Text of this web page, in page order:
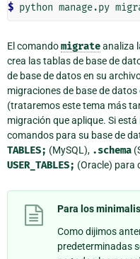
$
El comandomigrateanaliza
crea las tablas de base de
de base de datos en su
migraciones de base de
(trataremos este tema más
migración que aplique. Si
comandos para su base de
TABLES; (MySQL), .schema
USER_TABLES; (Oracle) para
Para los
Como dijimos
predeterminadas